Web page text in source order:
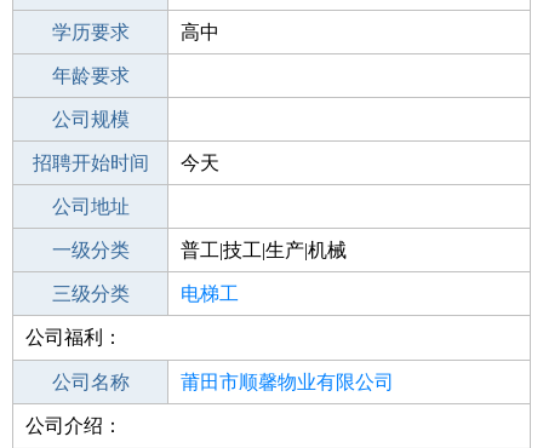
性别要求 -
学历要求 高中
工作经验
年龄要求
工作地点
公司规模
公司电话
招聘开始时间 今天
招聘结束时间
公司地址
一级分类 普工|技工|生产|机械
二级分类 普工/技工
三级分类 电梯工
其他行业
公司福利：
公司名称 莆田市顺馨物业有限公司
公司类型
公司介绍：